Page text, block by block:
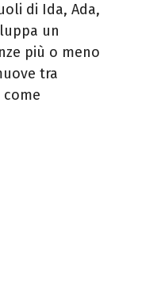
di Ida, Ada,
un
più o meno
tra